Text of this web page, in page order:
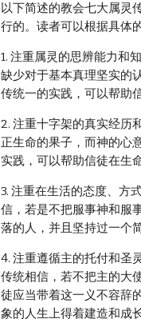
以下简述的教会七大属灵
行的。读者可以根据具体
1. 注重属灵的思辨能力和
缺少对于基本真理坚实的
传统一的实践，可以帮助
2. 注重十字架的真实经历
正生命的果子，而神的心
实践，可以帮助信徒在生
3. 注重在生活的态度、方
信，若是不把服事神和服
落的人，并且坚持过一个
4. 注重遵循主的托付和圣
传统相信，若不把主的大
徒应当带着这一义不容辞
象的人生上得着建造和成长